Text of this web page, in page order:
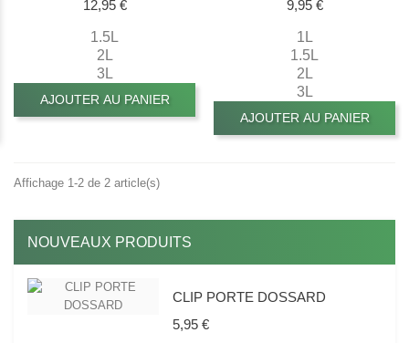
NOUVEAUX PRODUITS
CLIP PORTE DOSSARD
5,95 €Prix
12,95 €Prix
1.5L
2L
3L
AJOUTER AU PANIER
9,95 €Prix
1L
1.5L
2L
3L
AJOUTER AU PANIER
Affichage 1-2 de 2 article(s)